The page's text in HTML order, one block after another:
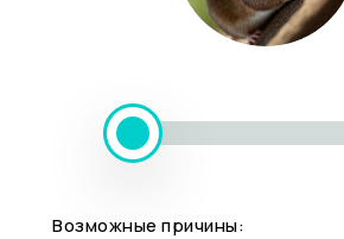
Возможные причины: